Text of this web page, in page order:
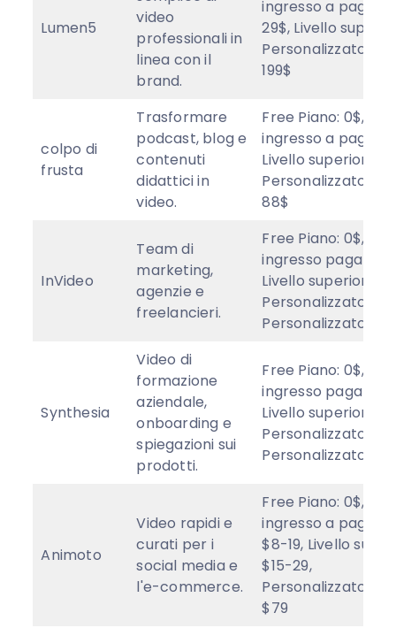
Lumen5
video
professionali in
linea con il
brand.
ingresso a
29$, Livello
Personalizzato/
199$
colpo di
frusta
Trasformare
podcast, blog e
contenuti
didattici in
video.
Free Piano: 0$,
ingresso a
Livello superiore:
Personalizzato/
88$
InVideo
Team di
marketing,
agenzie e
freelancieri.
Free Piano: 0$,
ingresso pagato:
Livello superiore:
Personalizzato/
Personalizzato
Synthesia
Video di
formazione
aziendale,
onboarding e
spiegazioni sui
prodotti.
Free Piano: 0$,
ingresso pagato:
Livello superiore:
Personalizzato/
Personalizzato
Animoto
Video rapidi e
curati per i
social media e
l'e-commerce.
Free Piano: 0$,
ingresso a
$8-19, Livello
$15-29,
Personalizzato/
$79